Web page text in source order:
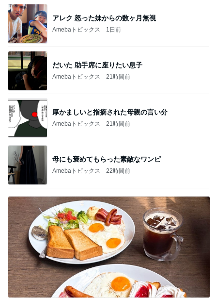
アレク 怒った妹からの数ヶ月無視
Amebaトピックス 1日前
だいた 助手席に座りたい息子
Amebaトピックス 21時間前
厚かましいと指摘された母親の言い分
Amebaトピックス 21時間前
母にも褒めてもらった素敵なワンピ
Amebaトピックス 22時間前